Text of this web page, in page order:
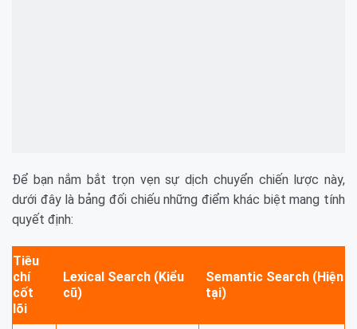
Để bạn nắm bắt trọn vẹn sự dịch chuyển chiến lược này,
dưới đây là bảng đối chiếu những điểm khác biệt mang tính
quyết định:
Tiêu
chí
cốt
lõi
Lexical Search (Kiểu
cũ)
Semantic Search (Hiện
tại)